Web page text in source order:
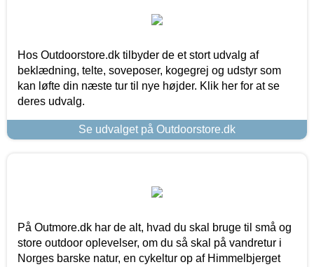
Hos Outdoorstore.dk tilbyder de et stort udvalg af
beklædning, telte, soveposer, kogegrej og udstyr som
kan løfte din næste tur til nye højder. Klik her for at se
deres udvalg.
Se udvalget på Outdoorstore.dk
På Outmore.dk har de alt, hvad du skal bruge til små og
store outdoor oplevelser, om du så skal på vandretur i
Norges barske natur, en cykeltur op af Himmelbjerget